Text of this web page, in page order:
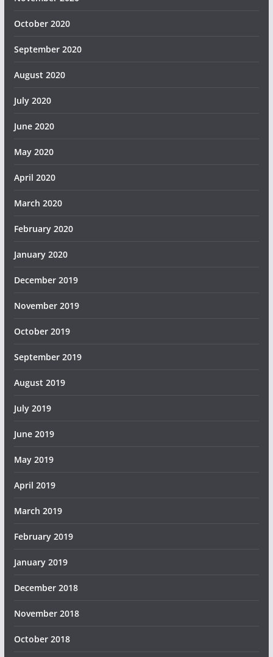
October 2020
September 2020
August 2020
July 2020
June 2020
May 2020
April 2020
March 2020
February 2020
January 2020
December 2019
November 2019
October 2019
September 2019
August 2019
July 2019
June 2019
May 2019
April 2019
March 2019
February 2019
January 2019
December 2018
November 2018
October 2018